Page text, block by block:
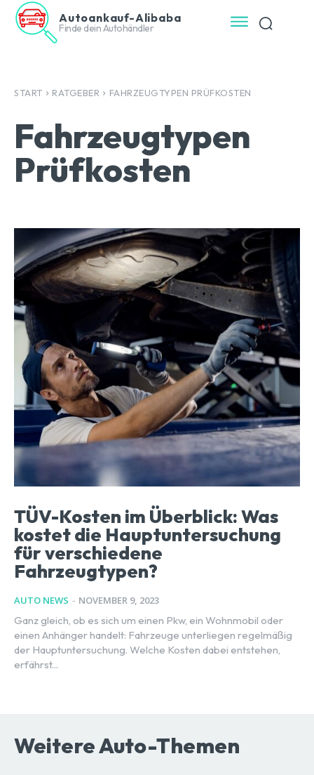
Autoankauf-Alibaba
Finde dein Autohändler
START RATGEBER FAHRZEUGTYPEN PRÜFKOSTEN
Fahrzeugtypen
Prüfkosten
TÜV-Kosten im Überblick: Was
kostet die Hauptuntersuchung
für verschiedene
Fahrzeugtypen?
AUTO NEWS - NOVEMBER 9, 2023
Ganz gleich, ob es sich um einen Pkw, ein Wohnmobil oder
einen Anhänger handelt: Fahrzeuge unterliegen regelmäßig
der Hauptuntersuchung. Welche Kosten dabei entstehen,
erfährst...
Weitere Auto-Themen